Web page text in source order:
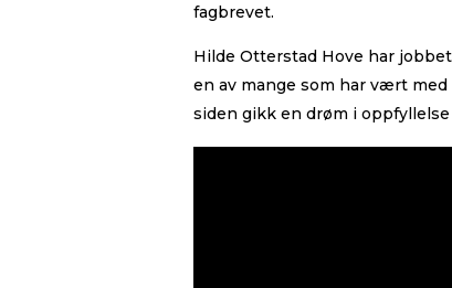
fagbrevet.
Hilde Otterstad Hove har
en av mange som har vært
siden gikk en drøm i